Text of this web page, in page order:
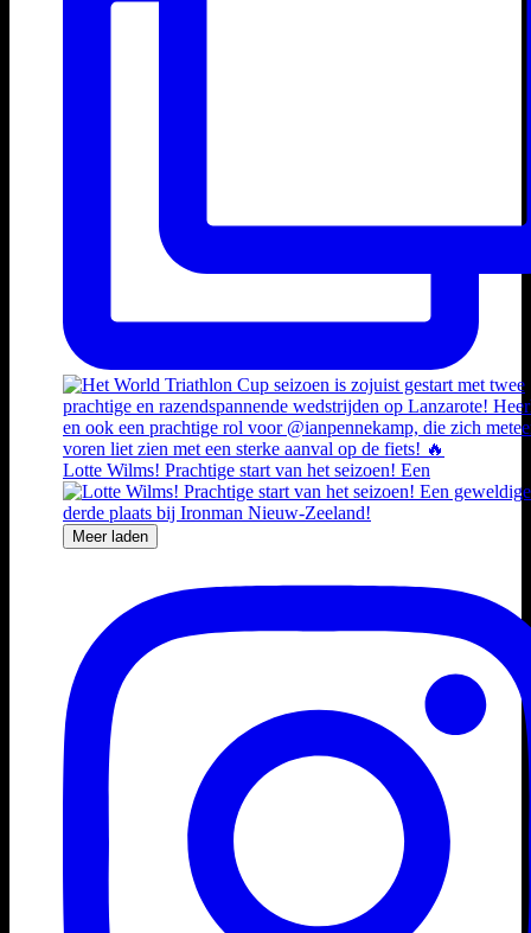
Lotte Wilms! Prachtige start van het seizoen! Een
Meer laden